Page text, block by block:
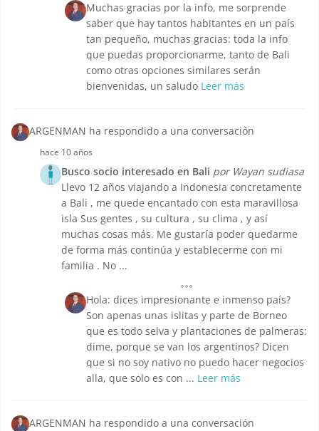
Muchas gracias por la info, me sorprende
saber que hay tantos habitantes en un país
tan pequeño, muchas gracias: toda la info
que puedas proporcionarme, tanto de Bali
como otras opciones similares serán
bienvenidas, un saludo Leer más
ARGENMAN ha respondido a una conversación
hace 10 años
Busco socio interesado en Bali por Wayan sudiasa
Llevo 12 años viajando a Indonesia concretamente
a Bali , me quede encantado con esta maravillosa
isla Sus gentes , su cultura , su clima , y así
muchas cosas más. Me gustaría poder quedarme
de forma más continúa y establecerme con mi
familia . No ...
Hola: dices impresionante e inmenso país?
Son apenas unas islitas y parte de Borneo
que es todo selva y plantaciones de palmeras:
dime, porque se van los argentinos? Dicen
que si no soy nativo no puedo hacer negocios
alla, que solo es con ... Leer más
ARGENMAN ha respondido a una conversación